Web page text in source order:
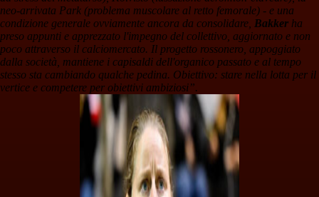
neo-arrivata Park (problema muscolare al retto femorale) - e una
condizione generale ovviamente ancora da consolidare, Bakker ha
preso appunti e apprezzato l'impegno del collettivo, aggiornato e non
poco attraverso il calciomercato. Il progetto rossonero, appoggiato
dalla società, mantiene i capisaldi dell'organico passato e al tempo
stesso sta cambiando qualche pedina. Obiettivo: stare nella lotta per il
vertice e competere per obiettivi ambiziosi”.